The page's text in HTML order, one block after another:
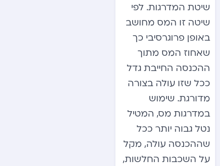
שיטת המדרגות. לפי
שיטה זו המס מחושב
באופן פרוגרסיבי כך
שאחוז המס מתוך
ההכנסה החייבת גדל
ככל שזו עולה בצורה
מדורגת. שימוש
במדרגות מס, המטיל
נטל גבוה יותר ככל
שההכנסה עולה, מקל
על השכבות החלשות,